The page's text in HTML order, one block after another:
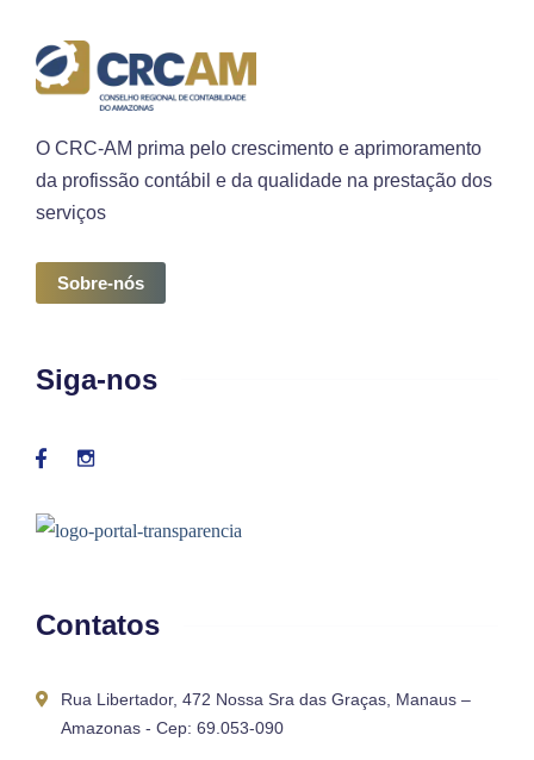
O CRC-AM prima pelo crescimento e aprimoramento
da profissão contábil e da qualidade na prestação dos
serviços
Sobre-nós
Siga-nos
Contatos
Rua Libertador, 472 Nossa Sra das Graças, Manaus –
Amazonas - Cep: 69.053-090